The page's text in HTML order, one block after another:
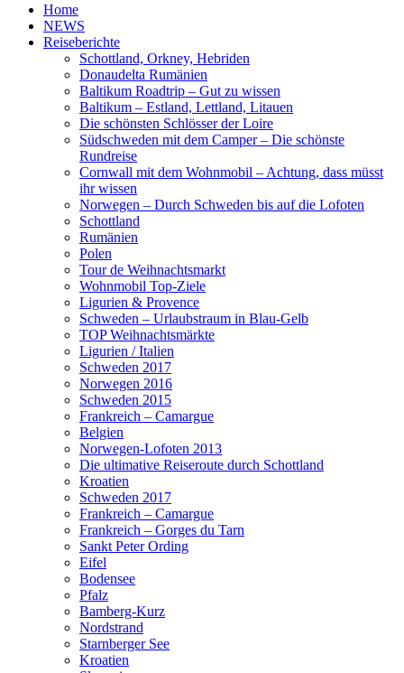
Home
NEWS
Reiseberichte
Schottland, Orkney, Hebriden
Donaudelta Rumänien
Baltikum Roadtrip – Gut zu wissen
Baltikum – Estland, Lettland, Litauen
Die schönsten Schlösser der Loire
Südschweden mit dem Camper – Die schönste
Rundreise
Cornwall mit dem Wohnmobil – Achtung, dass müsst
ihr wissen
Norwegen – Durch Schweden bis auf die Lofoten
Schottland
Rumänien
Polen
Tour de Weihnachtsmarkt
Wohnmobil Top-Ziele
Ligurien & Provence
Schweden – Urlaubstraum in Blau-Gelb
TOP Weihnachtsmärkte
Ligurien / Italien
Schweden 2017
Norwegen 2016
Schweden 2015
Frankreich – Camargue
Belgien
Norwegen-Lofoten 2013
Die ultimative Reiseroute durch Schottland
Kroatien
Schweden 2017
Frankreich – Camargue
Frankreich – Gorges du Tarn
Sankt Peter Ording
Eifel
Bodensee
Pfalz
Bamberg-Kurz
Nordstrand
Starnberger See
Kroatien